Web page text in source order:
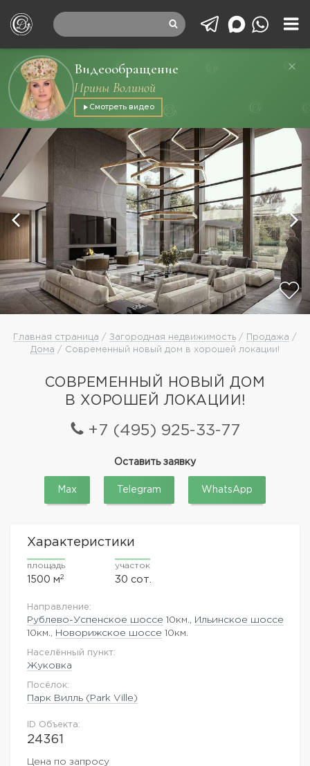
Видеообращение
Ирины Волиной
Смотреть видео
Главная страница / Загородная недвижимость / Продажа /
Дома / Современный новый дом в хорошей локации!
СОВРЕМЕННЫЙ НОВЫЙ ДОМ
В ХОРОШЕЙ ЛОКАЦИИ!
+7 (495) 925-33-77
Оставить заявку
Max Telegram WhatsApp
Характеристики
площадь
1500 м2
участок
30 сот.
Направление:
Рублево-Успенское шоссе 10км.,
Ильинское шоссе
10км.,
Новорижское шоссе 10км.
Населённый пункт:
Жуковка
Посёлок:
Парк Вилль (Park Ville)
ID Объекта:
24361
Цена по запросу